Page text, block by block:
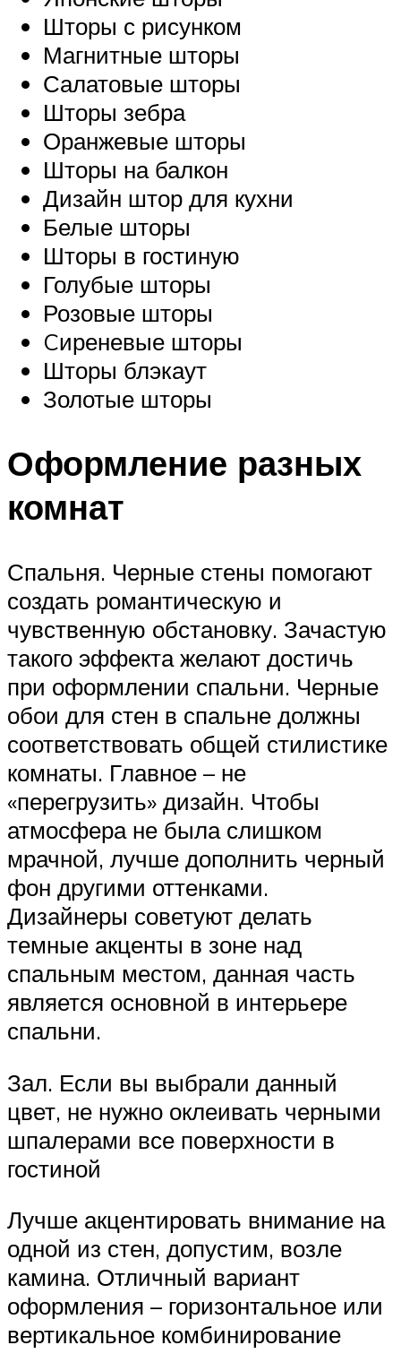
Шторы с рисунком
Магнитные шторы
Салатовые шторы
Шторы зебра
Оранжевые шторы
Шторы на балкон
Дизайн штор для кухни
Белые шторы
Шторы в гостиную
Голубые шторы
Розовые шторы
Cиреневые шторы
Шторы блэкаут
Золотые шторы
Оформление разных
комнат
Спальня. Черные стены помогают
создать романтическую и
чувственную обстановку. Зачастую
такого эффекта желают достичь
при оформлении спальни. Черные
обои для стен в спальне должны
соответствовать общей стилистике
комнаты. Главное – не
«перегрузить» дизайн. Чтобы
атмосфера не была слишком
мрачной, лучше дополнить черный
фон другими оттенками.
Дизайнеры советуют делать
темные акценты в зоне над
спальным местом, данная часть
является основной в интерьере
спальни.
Зал. Если вы выбрали данный
цвет, не нужно оклеивать черными
шпалерами все поверхности в
гостиной
Лучше акцентировать внимание на
одной из стен, допустим, возле
камина. Отличный вариант
оформления – горизонтальное или
вертикальное комбинирование